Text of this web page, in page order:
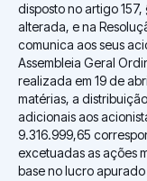
disposto no artigo
alterada, e na
comunica aos seus
Assembleia Geral
realizada em 19 de
matérias, a
adicionais aos
9.316.999,65
excetuadas as ações
base no lucro